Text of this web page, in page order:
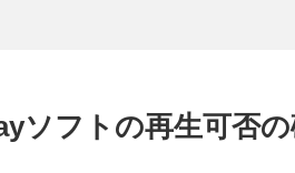
ソフトの再生可否